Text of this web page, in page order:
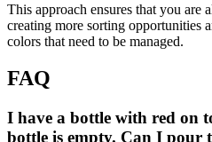
This approach ensures that you are
creating more sorting opportunities
colors that need to be managed.
FAQ
I have a bottle with red on
bottle is empty. Can I pour